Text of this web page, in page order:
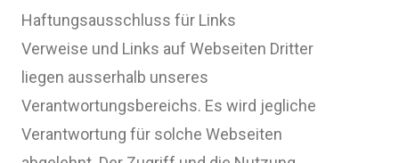
Haftungsausschluss für Links
Verweise und Links auf Webseiten Dritter
liegen ausserhalb unseres
Verantwortungsbereichs. Es wird jegliche
Verantwortung für solche Webseiten